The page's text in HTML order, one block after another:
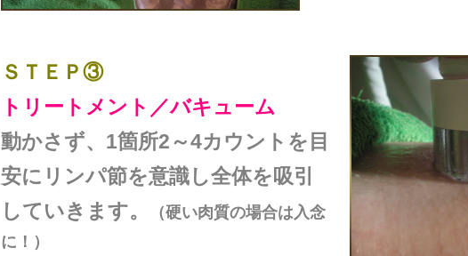
ＳＴＥＰ③
トリートメント／バキューム
動かさず、1箇所2～4カウントを目
安にリンパ節を意識し全体を吸引
していきます。
（硬い肉質の場合は入念
に！）